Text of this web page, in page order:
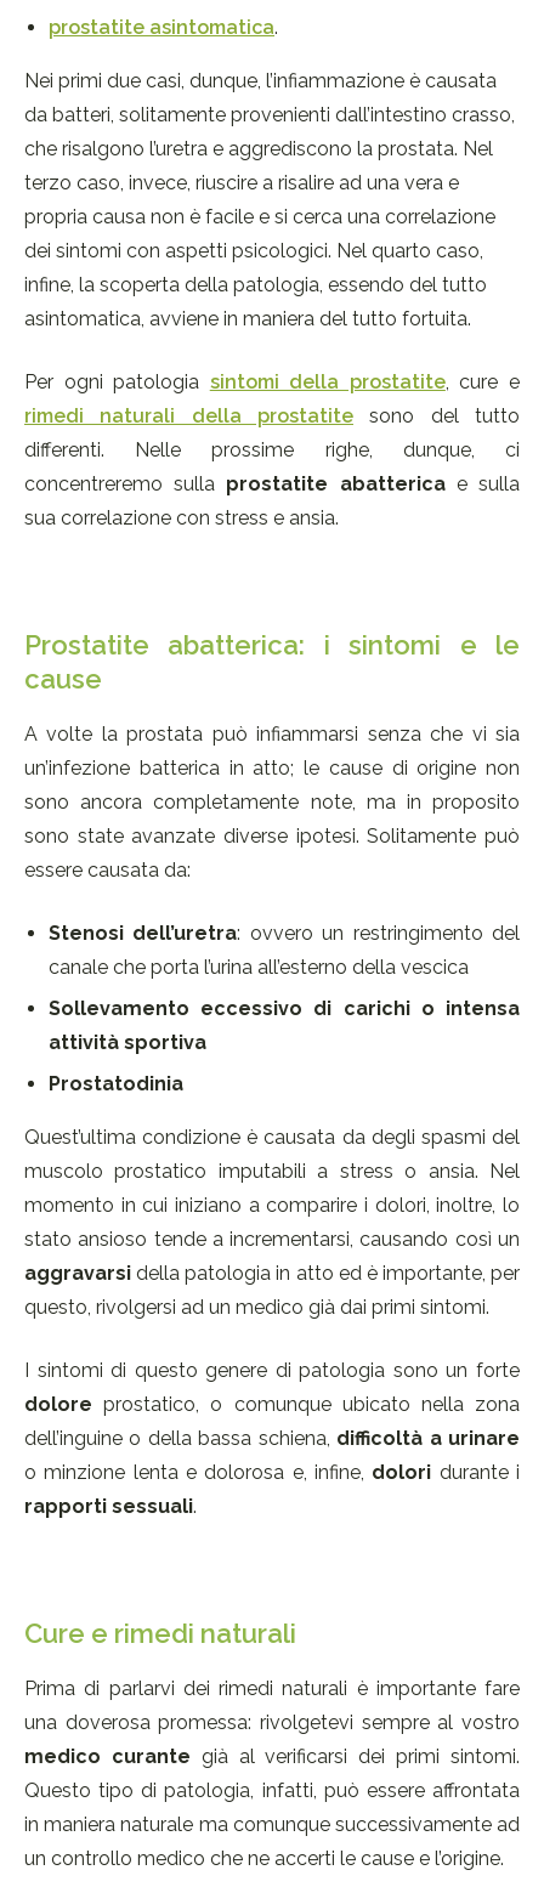
prostatite asintomatica.
Nei primi due casi, dunque, l’infiammazione è causata
da batteri, solitamente provenienti dall’intestino crasso,
che risalgono l’uretra e aggrediscono la prostata. Nel
terzo caso, invece, riuscire a risalire ad una vera e
propria causa non è facile e si cerca una correlazione
dei sintomi con aspetti psicologici. Nel quarto caso,
infine, la scoperta della patologia, essendo del tutto
asintomatica, avviene in maniera del tutto fortuita.
Per ogni patologia sintomi della prostatite, cure e
rimedi naturali della prostatite sono del tutto
differenti. Nelle prossime righe, dunque, ci
concentreremo sulla prostatite abattericae sulla
sua correlazione con stress e ansia.
Prostatite abatterica: i sintomi e le
cause
A volte la prostata può infiammarsi senza che vi sia
un’infezione batterica in atto; le cause di origine non
sono ancora completamente note, ma in proposito
sono state avanzate diverse ipotesi. Solitamente può
essere causata da:
Stenosi dell’uretra: ovvero un restringimento del
canale che porta l’urina all’esterno della vescica
Sollevamento eccessivo di carichi o intensa
attività sportiva
Prostatodinia
Quest’ultima condizione è causata da degli spasmi del
muscolo prostatico imputabili a stress o ansia. Nel
momento in cui iniziano a comparire i dolori, inoltre, lo
stato ansioso tende a incrementarsi, causando così un
aggravarsi della patologia in atto ed è importante, per
questo, rivolgersi ad un medico già dai primi sintomi.
I sintomi di questo genere di patologia sono un forte
dolore prostatico, o comunque ubicato nella zona
dell’inguine o della bassa schiena, difficoltà a urinare
o minzione lenta e dolorosa e, infine, dolori durante i
rapporti sessuali.
Cure e rimedi naturali
Prima di parlarvi dei rimedi naturali è importante fare
una doverosa promessa: rivolgetevi sempre al vostro
medico curante già al verificarsi dei primi sintomi.
Questo tipo di patologia, infatti, può essere affrontata
in maniera naturale ma comunque successivamente ad
un controllo medico che ne accerti le cause e l’origine.